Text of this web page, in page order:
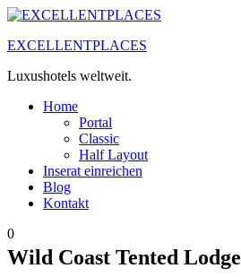
Zum
springen
EXCELLENTPLACES
Luxushotels weltweit.
Home
Portal
Classic
Half Layout
Inserat einreichen
Blog
Kontakt
0
Wild Coast Tented Lodge